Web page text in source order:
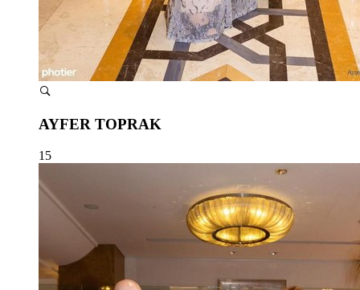
AYFER TOPRAK
15